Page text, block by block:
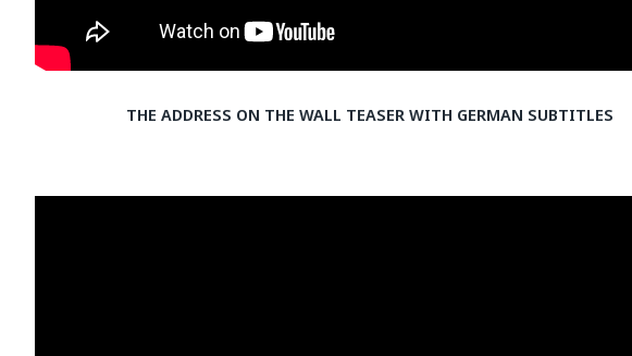
THE ADDRESS ON THE WALL TEASER WITH GERMAN SUBTITLES